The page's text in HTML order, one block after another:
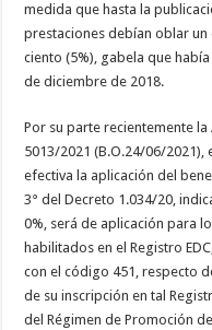
medida que hasta la
prestaciones debían oblar
ciento (5%), gabela que
de diciembre de 2018.
Por su parte recientemente la
5013/2021 (B.O.24/06/
efectiva la aplicación del
3° del Decreto 1.034/20,
0%, será de aplicación para
habilitados en el Registro
con el código 451, respecto
de su inscripción en tal
del Régimen de Promoción